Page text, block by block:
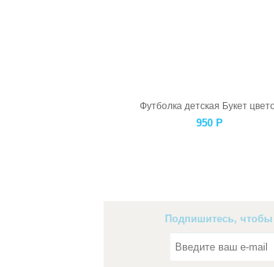
Футболка детская Букет
950 Р
Подпишитесь,